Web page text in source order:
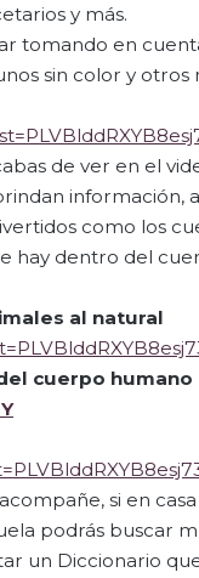
y más.
tomando en
sin color y
de ver en el
como los
hay dentro del
al natural
cuerpo humano
si en
podrás buscar
un Diccionario